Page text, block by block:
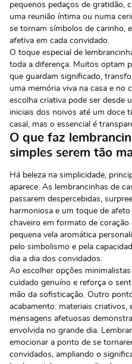
pequenos pedaços de gratidão,
uma reunião íntima ou numa
se tornam símbolos de carinho,
afetiva em cada convidado.
O toque especial de
toda a diferença. Muitos optam
que guardam significado,
uma memória viva na casa e no
escolha criativa pode ser desde
iniciais dos noivos até um doce
casal, mas o essencial é
O que faz
simples serem tão
Há beleza na simplicidade,
aparece. As lembrancinhas de
passarem despercebidas,
harmoniosa e um toque de
chaveiro em formato de
pequena vela aromática
pelo simbolismo e pela
dia a dia dos convidados.
Ao escolher opções
cuidado genuíno e reforça o
mão da sofisticação. Outro
acabamento: materiais criativos,
mensagens afetuosas
envolvida no grande dia.
emocionar a ponto de se
convidados, ampliando o